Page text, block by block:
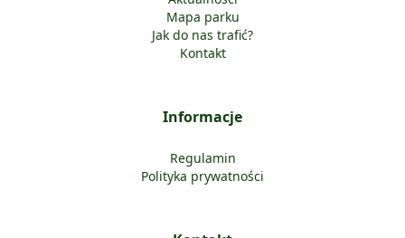
Mapa parku
Jak do nas trafić?
Kontakt
Informacje
Regulamin
Polityka prywatności